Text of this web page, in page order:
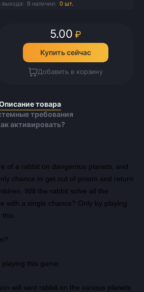
выхода: В наличии: 0 шт.
товара
требования
активировать?
of a rabbit on dangerous planets, and
chance to get out of prison and return
Will the rabbit solve all the
with a single chance? Only by playing
this game.
will sent rabbit on the various planets
5.00 ₽
Купить сейчас
Добавить в корзину